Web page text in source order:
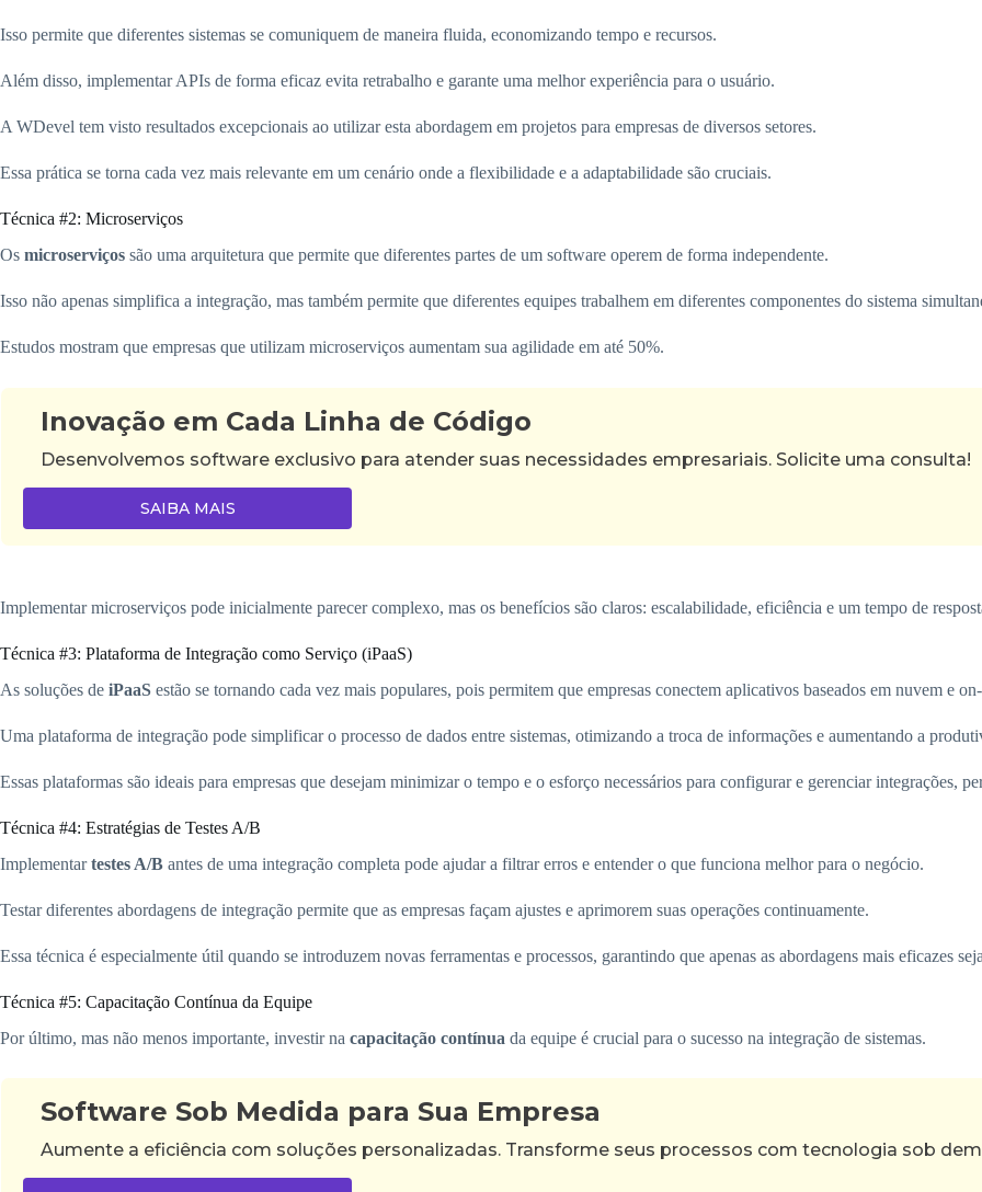
Isso permite que diferentes sistemas se comuniquem de maneira fluida, economizando tempo e recursos.
Além disso, implementar APIs de forma eficaz evita retrabalho e garante uma melhor experiência para o usuário.
A WDevel tem visto resultados excepcionais ao utilizar esta abordagem em projetos para empresas de diversos setores.
Essa prática se torna cada vez mais relevante em um cenário onde a flexibilidade e a adaptabilidade são cruciais.
Técnica #2: Microserviços
Os microserviços são uma arquitetura que permite que diferentes partes de um software operem de forma independente.
Isso não apenas simplifica a integração, mas também permite que diferentes equipes trabalhem em diferentes componentes do sistema
Estudos mostram que empresas que utilizam microserviços aumentam sua agilidade em até 50%.
Inovação em Cada Linha de Código
Desenvolvemos software exclusivo para atender suas necessidades empresariais. Solicite uma consulta!
SAIBA MAIS
Implementar microserviços pode inicialmente parecer complexo, mas os benefícios são claros: escalabilidade, eficiência e um tempo de
Técnica #3: Plataforma de Integração como Serviço (iPaaS)
As soluções de iPaaS estão se tornando cada vez mais populares, pois permitem que empresas conectem aplicativos baseados em nuvem e
Uma plataforma de integração pode simplificar o processo de dados entre sistemas, otimizando a troca de informações e aumentando a
Essas plataformas são ideais para empresas que desejam minimizar o tempo e o esforço necessários para configurar e gerenciar integrações,
Técnica #4: Estratégias de Testes A/B
Implementartestes A/B antes de uma integração completa pode ajudar a filtrar erros e entender o que funciona melhor para o negócio.
Testar diferentes abordagens de integração permite que as empresas façam ajustes e aprimorem suas operações continuamente.
Essa técnica é especialmente útil quando se introduzem novas ferramentas e processos, garantindo que apenas as abordagens mais eficazes
Técnica #5: Capacitação Contínua da Equipe
Por último, mas não menos importante, investir na capacitação contínua da equipe é crucial para o sucesso na integração de sistemas.
Software Sob Medida para Sua Empresa
Aumente a eficiência com soluções personalizadas. Transforme seus processos com tecnologia sob